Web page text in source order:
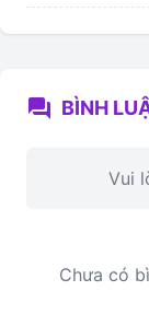
forum BÌNH
Vui
Chưa có